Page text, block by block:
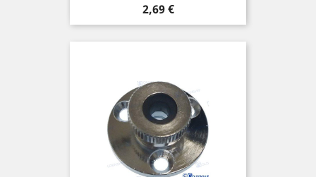
Prix
2,69 €